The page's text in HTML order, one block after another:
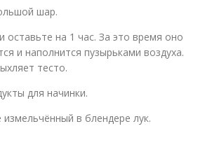
шар.
оставьте на 1 час. За это время оно
и наполнится пузырьками воздуха.
тесто.
для начинки.
в блендере лук.